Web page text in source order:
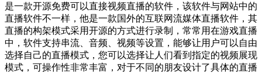
是一款开源免费可以直接视频直播的软件，该软件与网站中的
直播软件不一样，他是一款国外的互联网流媒体直播软件，其
直播的构架模式采用开源的方式进行录制，常常用在游戏直播
中，软件支持串流、音频、视频等设置，能够让用户可以自由
选择自己的直播模式，您可以选择让人们看到指定的视频展现
模式，可操作性非常丰富，对于不同的朋友设计了具体的直播